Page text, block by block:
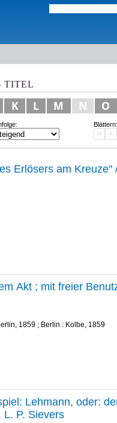
TITEL
K L M N O
Blättern:
Erlösers am Kreuze"
Akt ; mit freier
1859 ; Berlin : Kolbe, 1859
Lehmann, oder:
L. P. Sievers